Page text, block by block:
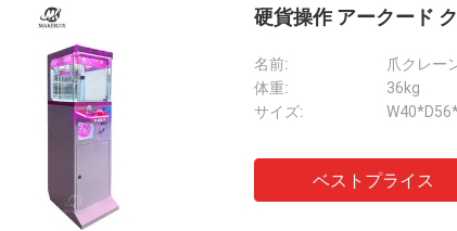
硬貨操作 アークード
名前:
爪クレー
体重:
36kg
サイズ:
ベストプライス